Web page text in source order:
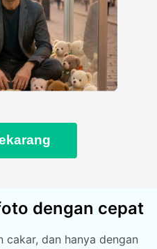
dengan cepat
dan hanya dengan